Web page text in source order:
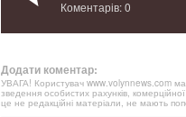
Коментарів: 0
Додати коментар:
УВАГА! Користувач www.volynnews.com
зведення особистих рахунків,
це не редакційні матеріали, не мають